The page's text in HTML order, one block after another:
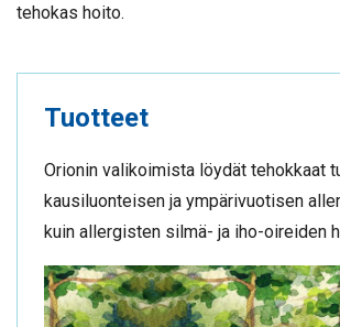
tehokas hoito.
Tuotteet
Orionin valikoimista löydät tehokkaat
kausiluonteisen ja ympärivuotisen
kuin allergisten silmä- ja iho-oireiden